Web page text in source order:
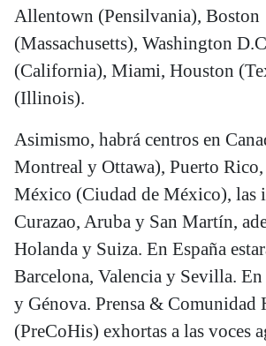
Allentown (Pensilvania), Boston
(Massachusetts), Washington
(California), Miami, Houston
(Illinois).
Asimismo, habrá centros en
Montreal y Ottawa), Puerto Rico,
México (Ciudad de México), las
Curazao, Aruba y San Martín,
Holanda y Suiza. En España
Barcelona, Valencia y Sevilla.
y Génova. Prensa & Comunidad
(PreCoHis) exhortas a las voces